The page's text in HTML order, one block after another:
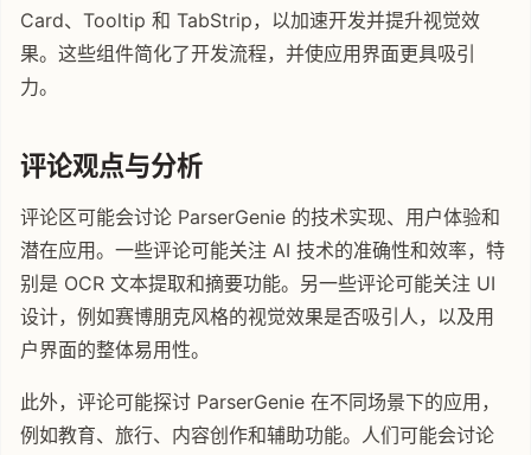
Card、Tooltip 和 TabStrip，以加速开发并提升视觉效
果。这些组件简化了开发流程，并使应用界面更具吸引
力。
评论观点与分析
评论区可能会讨论 ParserGenie 的技术实现、用户体验和
潜在应用。一些评论可能关注 AI 技术的准确性和效率，特
别是 OCR 文本提取和摘要功能。另一些评论可能关注 UI
设计，例如赛博朋克风格的视觉效果是否吸引人，以及用
户界面的整体易用性。
此外，评论可能探讨 ParserGenie 在不同场景下的应用，
例如教育、旅行、内容创作和辅助功能。人们可能会讨论